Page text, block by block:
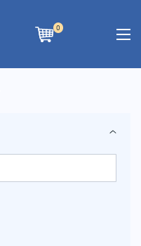
0